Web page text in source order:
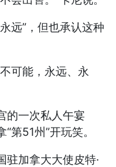
远”，但也承认这种
可能，永远、永
的一次私人午宴
第51州”开玩笑。
驻加拿大大使皮特·